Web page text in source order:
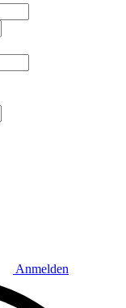
Anmelden